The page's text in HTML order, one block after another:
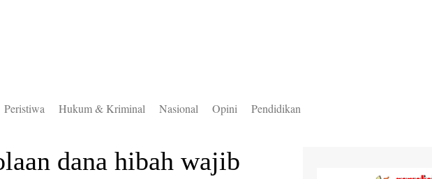
Timur
Peristiwa Hukum & Kriminal Nasional Opini Pendidikan
dana hibah wajib